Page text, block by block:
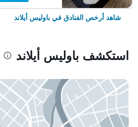
شاهد أرخص الفنادق في باوليس أيلاند
استكشف باوليس أيلاند